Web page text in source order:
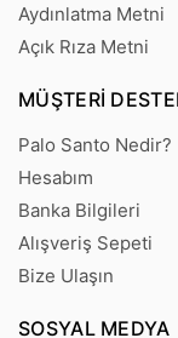
Aydınlatma Metni
Açık Rıza Metni
MÜŞTERI
Palo Santo Nedir?
Hesabım
Banka Bilgileri
Alışveriş Sepeti
Bize Ulaşın
SOSYAL MEDYA